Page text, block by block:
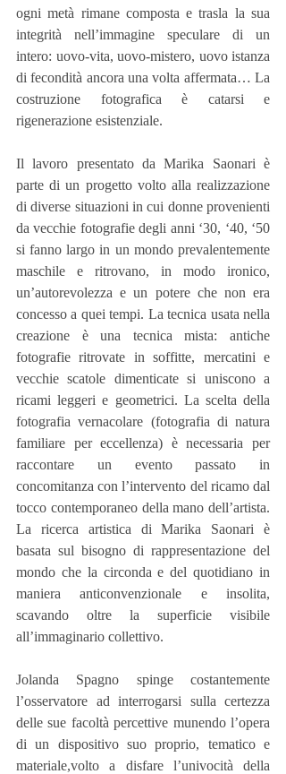
ogni metà rimane composta e trasla la sua
integrità nell’immagine speculare di un
intero: uovo-vita, uovo-mistero, uovo istanza
di fecondità ancora una volta affermata… La
costruzione fotografica è catarsi e
rigenerazione esistenziale.
Il lavoro presentato da Marika Saonari è
parte di un progetto volto alla realizzazione
di diverse situazioni in cui donne provenien­ti
da vecchie fotografie degli anni ‘30, ‘40, ‘50
si fanno largo in un mondo prevalentemente
maschile e ritrovano, in modo ironico,
un’autorevolezza e un potere che non era
concesso a quei tempi. La tecnica usata nella
creazione è una tecnica mista: antiche
fotografie ritrovate in soffitte, mercatini e
vecchie scatole dimenticate si uniscono a
ricami leggeri e geometrici. La scelta della
fotografia vernacolare (fotografia di natura
familiare per eccellenza) è necessaria per
raccontare un evento passato in
concomitanza con l’intervento del ricamo dal
tocco con­temporaneo della mano dell’artista.
La ricerca artistica di Marika Saonari è
basata sul bisogno di rappresentazione del
mondo che la circonda e del quotidiano in
maniera anticonvenzionale e insolita,
scavando oltre la superficie visibile
all’immaginario collettivo.
Jolanda Spagno spinge costantemente
l’osservatore ad interrogarsi sulla certezza
delle sue facoltà percettive munendo l’opera
di un dispositivo suo proprio, tematico e
materiale,volto a disfare l’univocità della